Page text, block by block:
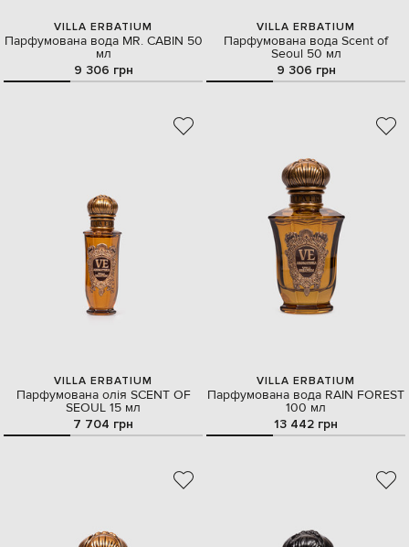
VILLA ERBATIUM
Парфумована вода MR. CABIN 50
мл
9 306 грн
VILLA ERBATIUM
Парфумована вода Scent of
Seoul 50 мл
9 306 грн
VILLA ERBATIUM
Парфумована олія SCENT OF
SEOUL 15 мл
7 704 грн
VILLA ERBATIUM
Парфумована вода RAIN FOREST
100 мл
13 442 грн